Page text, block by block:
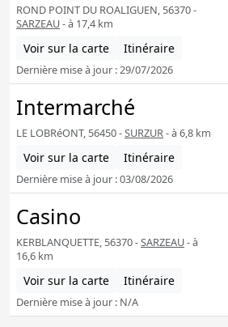
ROND POINT DU ROALIGUEN, 56370 -
SARZEAU- à 17,4 km
Voir sur la carte Itinéraire
Dernière mise à jour : 29/07/2026
Intermarché
LE LOBRéONT, 56450 -SURZUR- à 6,8 km
Voir sur la carte Itinéraire
Dernière mise à jour : 03/08/2026
Casino
KERBLANQUETTE, 56370 -SARZEAU- à
16,6 km
Voir sur la carte Itinéraire
Dernière mise à jour : N/A